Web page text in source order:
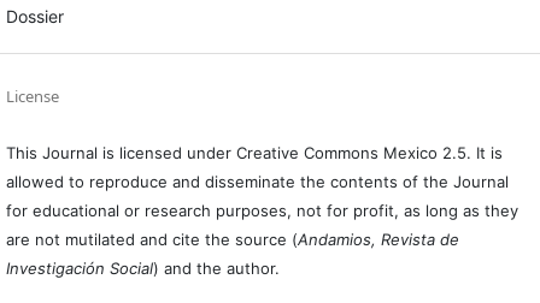
Dossier
License
This Journal is licensed under Creative Commons Mexico 2.5. It is
allowed to reproduce and disseminate the contents of the Journal
for educational or research purposes, not for profit, as long as they
are not mutilated and cite the source (Andamios, Revista de
Investigación Social) and the author.